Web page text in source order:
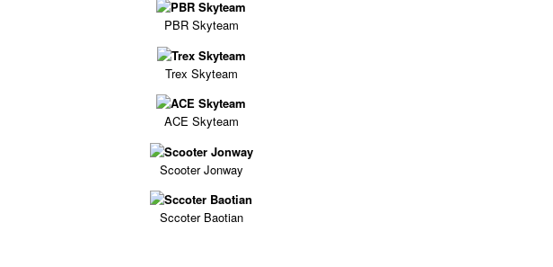
PBR Skyteam
Trex Skyteam
ACE Skyteam
Scooter Jonway
Sccoter Baotian